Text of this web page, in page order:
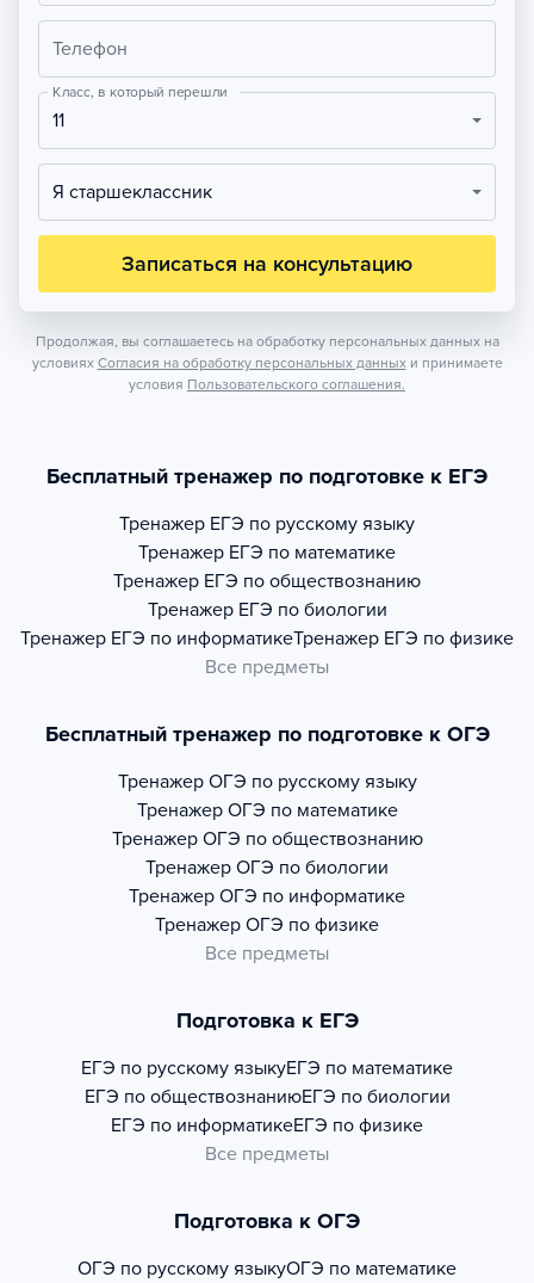
Телефон
Класс, в который перешли
11
Я старшеклассник
Записаться на консультацию
Продолжая, вы соглашаетесь на обработку персональных данных на
условиях Согласия на обработку персональных данных и принимаете
условия Пользовательского соглашения.
Бесплатный тренажер по подготовке к ЕГЭ
Тренажер ЕГЭ по русскому языку
Тренажер ЕГЭ по математике
Тренажер ЕГЭ по обществознанию
Тренажер ЕГЭ по биологии
Тренажер ЕГЭ по информатикеТренажер ЕГЭ по физике
Все предметы
Бесплатный тренажер по подготовке к ОГЭ
Тренажер ОГЭ по русскому языку
Тренажер ОГЭ по математике
Тренажер ОГЭ по обществознанию
Тренажер ОГЭ по биологии
Тренажер ОГЭ по информатике
Тренажер ОГЭ по физике
Все предметы
Подготовка к ЕГЭ
ЕГЭ по русскому языкуЕГЭ по математике
ЕГЭ по обществознаниюЕГЭ по биологии
ЕГЭ по информатикеЕГЭ по физике
Все предметы
Подготовка к ОГЭ
ОГЭ по русскому языкуОГЭ по математике